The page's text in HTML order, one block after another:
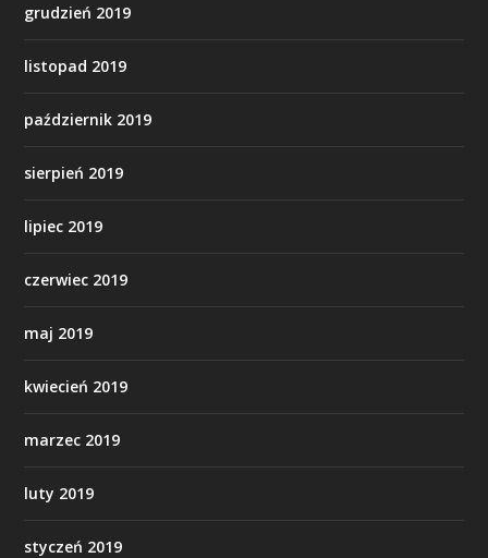
grudzień 2019
listopad 2019
październik 2019
sierpień 2019
lipiec 2019
czerwiec 2019
maj 2019
kwiecień 2019
marzec 2019
luty 2019
styczeń 2019